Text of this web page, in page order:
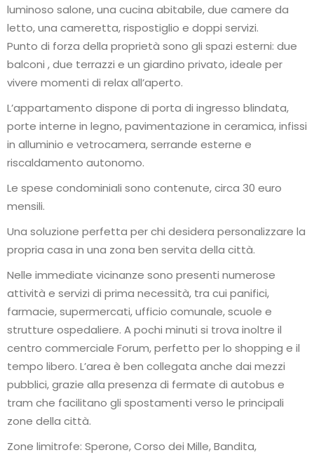
luminoso salone, una cucina abitabile, due camere da
letto, una cameretta, rispostiglio e doppi servizi.
Punto di forza della proprietà sono gli spazi esterni: due
balconi , due terrazzi e un giardino privato, ideale per
vivere momenti di relax all’aperto.
L’appartamento dispone di porta di ingresso blindata,
porte interne in legno, pavimentazione in ceramica, infissi
in alluminio e vetrocamera, serrande esterne e
riscaldamento autonomo.
Le spese condominiali sono contenute, circa 30 euro
mensili.
Una soluzione perfetta per chi desidera personalizzare la
propria casa in una zona ben servita della città.
Nelle immediate vicinanze sono presenti numerose
attività e servizi di prima necessità, tra cui panifici,
farmacie, supermercati, ufficio comunale, scuole e
strutture ospedaliere. A pochi minuti si trova inoltre il
centro commerciale Forum, perfetto per lo shopping e il
tempo libero. L’area è ben collegata anche dai mezzi
pubblici, grazie alla presenza di fermate di autobus e
tram che facilitano gli spostamenti verso le principali
zone della città.
Zone limitrofe: Sperone, Corso dei Mille, Bandita,